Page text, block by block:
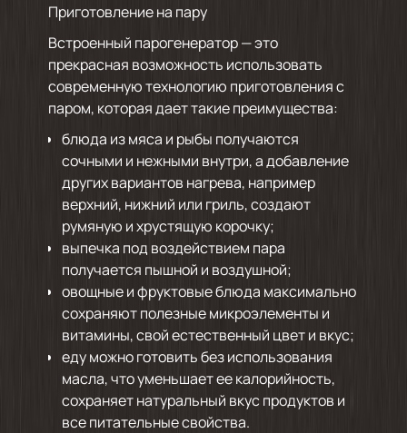
Приготовление на пару
Встроенный парогенератор — это
прекрасная возможность использовать
современную технологию приготовления с
паром, которая дает такие преимущества:
блюда из мяса и рыбы получаются
сочными и нежными внутри, а добавление
других вариантов нагрева, например
верхний, нижний или гриль, создают
румяную и хрустящую корочку;
выпечка под воздействием пара
получается пышной и воздушной;
овощные и фруктовые блюда максимально
сохраняют полезные микроэлементы и
витамины, свой естественный цвет и вкус;
еду можно готовить без использования
масла, что уменьшает ее калорийность,
сохраняет натуральный вкус продуктов и
все питательные свойства.